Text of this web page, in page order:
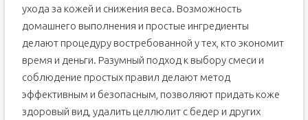
ухода за кожей и снижения веса. Возможность
домашнего выполнения и простые ингредиенты
делают процедуру востребованной у тех, кто экономит
время и деньги. Разумный подход к выбору смеси и
соблюдение простых правил делают метод
эффективным и безопасным, позволяют придать коже
здоровый вид, удалить целлюлит с бедер и других